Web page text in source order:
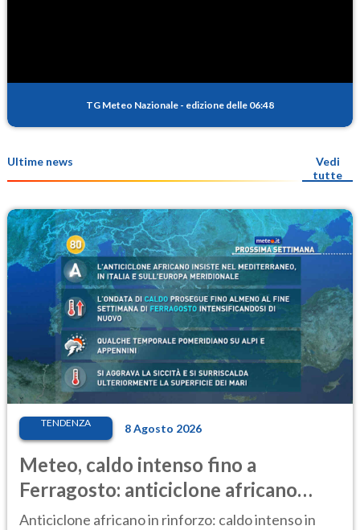
TG Meteo Nazionale - edizione delle 06:48
Ultime news
Vedi
tutte
TENDENZA 8 Agosto 2026
Meteo, caldo intenso fino a
Ferragosto: anticiclone africano
ancora protagonista
Anticiclone africano in rinforzo: caldo intenso in